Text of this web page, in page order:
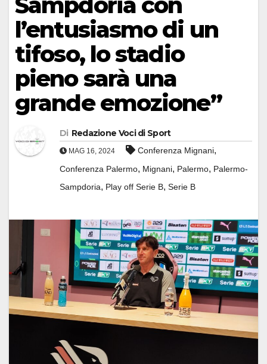
l’entusiasmo di un
tifoso, lo stadio
pieno sarà una
grande emozione”
Di Redazione Voci di Sport
MAG 16, 2024 Conferenza Mignani,
Conferenza Palermo, Mignani, Palermo, Palermo-
Sampdoria, Play off Serie B, Serie B